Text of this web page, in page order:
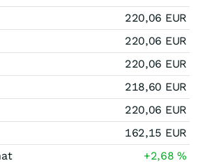
220,06 EUR
220,06 EUR
220,06 EUR
218,60 EUR
220,06 EUR
162,15 EUR
+2,68%